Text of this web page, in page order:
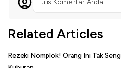
Tulis Komentar Anda...
Related Articles
Rezeki Nomplok! Orang Ini Tak